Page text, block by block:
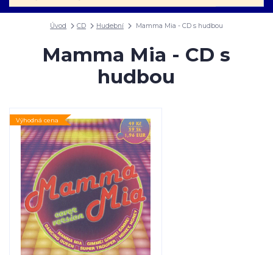
Úvod CD Hudební Mamma Mia - CD s hudbou
Mamma Mia - CD s
hudbou
Výhodná cena